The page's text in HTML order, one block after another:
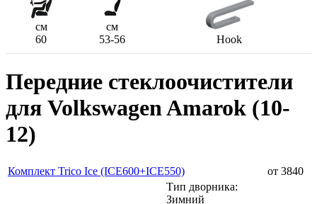
см
см
60
53-56 Hook
Передние стеклоочистители
для Volkswagen Amarok (10-
12)
Комплект Trico Ice (ICE600+ICE550)
от 3840
Тип дворника:
Зимний